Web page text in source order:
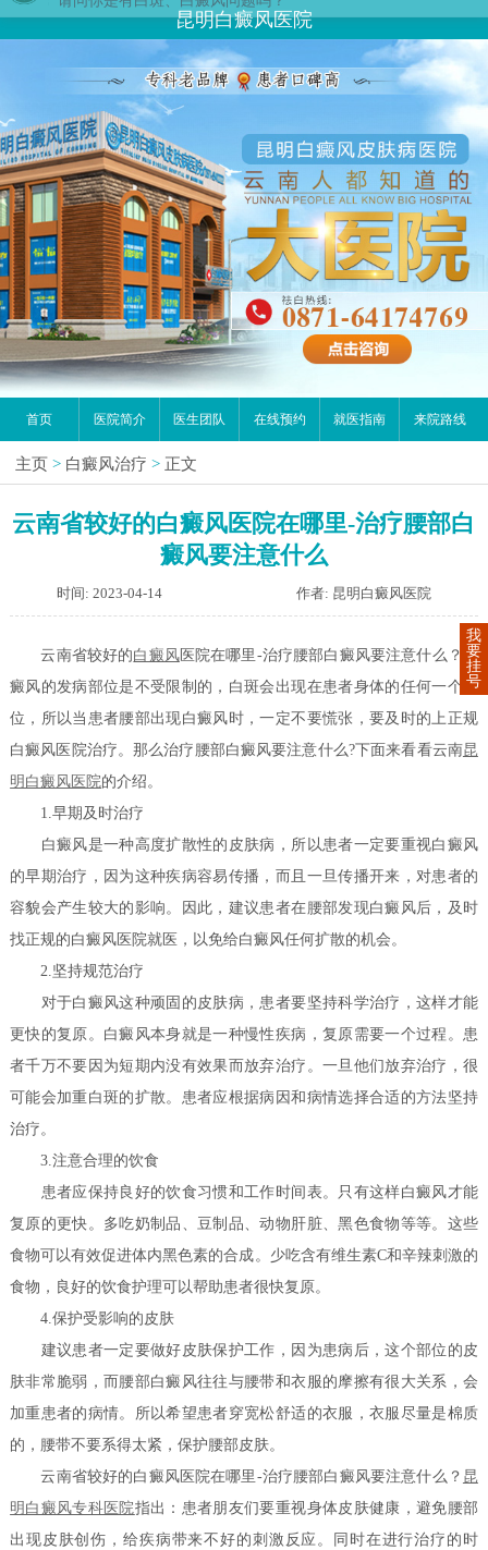
昆明白癜风医院
首页 医院简介 医生团队 在线预约 就医指南 来院路线
主页 > 白癜风治疗 > 正文
云南省较好的白癜风医院在哪里-治疗腰部白
癜风要注意什么
时间: 2023-04-14 作者: 昆明白癜风医院
云南省较好的白癜风医院在哪里-治疗腰部白癜风要注意什么？白
癜风的发病部位是不受限制的，白斑会出现在患者身体的任何一个部
位，所以当患者腰部出现白癜风时，一定不要慌张，要及时的上正规
白癜风医院治疗。那么治疗腰部白癜风要注意什么?下面来看看云南昆
明白癜风医院的介绍。
1.早期及时治疗
白癜风是一种高度扩散性的皮肤病，所以患者一定要重视白癜风
的早期治疗，因为这种疾病容易传播，而且一旦传播开来，对患者的
容貌会产生较大的影响。因此，建议患者在腰部发现白癜风后，及时
找正规的白癜风医院就医，以免给白癜风任何扩散的机会。
2.坚持规范治疗
对于白癜风这种顽固的皮肤病，患者要坚持科学治疗，这样才能
更快的复原。白癜风本身就是一种慢性疾病，复原需要一个过程。患
者千万不要因为短期内没有效果而放弃治疗。一旦他们放弃治疗，很
可能会加重白斑的扩散。患者应根据病因和病情选择合适的方法坚持
治疗。
3.注意合理的饮食
患者应保持良好的饮食习惯和工作时间表。只有这样白癜风才能
复原的更快。多吃奶制品、豆制品、动物肝脏、黑色食物等等。这些
食物可以有效促进体内黑色素的合成。少吃含有维生素C和辛辣刺激的
食物，良好的饮食护理可以帮助患者很快复原。
4.保护受影响的皮肤
建议患者一定要做好皮肤保护工作，因为患病后，这个部位的皮
肤非常脆弱，而腰部白癜风往往与腰带和衣服的摩擦有很大关系，会
加重患者的病情。所以希望患者穿宽松舒适的衣服，衣服尽量是棉质
的，腰带不要系得太紧，保护腰部皮肤。
云南省较好的白癜风医院在哪里-治疗腰部白癜风要注意什么？ 昆
明白癜风专科医院指出：患者朋友们要重视身体皮肤健康，避免腰部
出现皮肤创伤，给疾病带来不好的刺激反应。同时在进行治疗的时
我
要
挂
号
您好,这里是在线预约挂号平台！
请问你是有白斑、白癜风问题吗？